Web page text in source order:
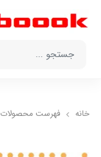
خانه فهرست محصولات